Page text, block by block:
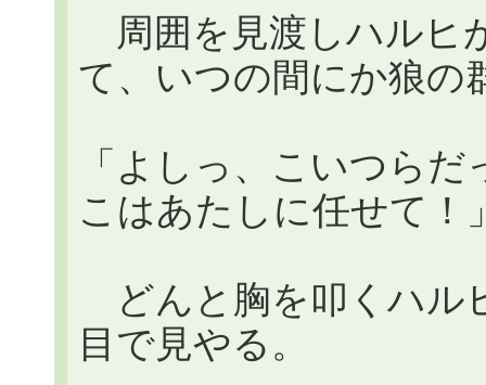
周囲を見渡しハルヒ
て、いつの間にか狼の
「よしっ、こいつら
こはあたしに任せて！
どんと胸を叩くハル
目で見やる。